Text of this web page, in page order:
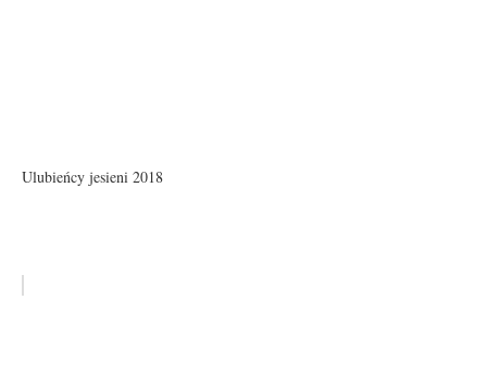
Ulubieńcy jesieni 2018